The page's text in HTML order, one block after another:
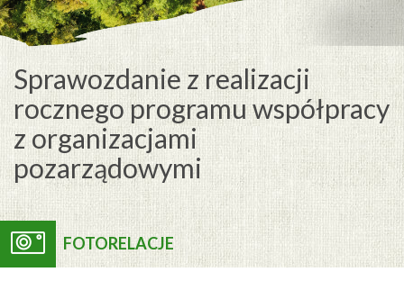
Sprawozdanie z realizacji
rocznego programu współpracy
z organizacjami
pozarządowymi
FOTORELACJE